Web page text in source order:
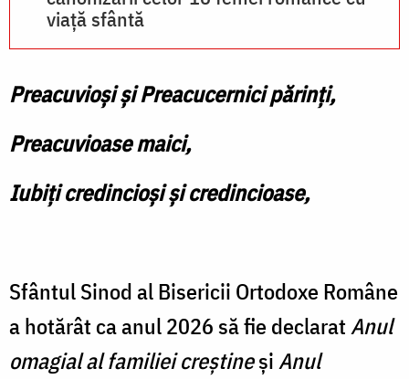
viață sfântă
Preacuvioși și Preacucernici părinți,
Preacuvioase maici,
Iubiţi credincioşi şi credincioase,
Sfântul Sinod al Bisericii Ortodoxe Române
a hotărât ca anul 2026 să fie declaratAnul
omagial al familiei creștineșiAnul